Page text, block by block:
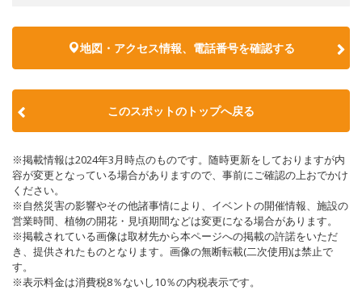
地図・アクセス情報、電話番号を確認する
このスポットのトップへ戻る
※掲載情報は2024年3月時点のものです。随時更新をしておりますが内
容が変更となっている場合がありますので、事前にご確認の上おでかけ
ください。
※自然災害の影響やその他諸事情により、イベントの開催情報、施設の
営業時間、植物の開花・見頃期間などは変更になる場合があります。
※掲載されている画像は取材先から本ページへの掲載の許諾をいただ
き、提供されたものとなります。画像の無断転載(二次使用)は禁止で
す。
※表示料金は消費税8％ないし10％の内税表示です。